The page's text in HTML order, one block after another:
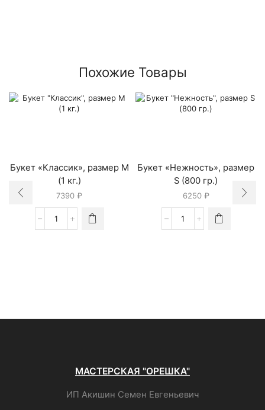
Похожие Товары
Букет «Классик», размер M
(1 кг.)
7390 ₽
Букет «Нежность», размер
S (800 гр.)
6250 ₽
МАСТЕРСКАЯ "ОРЕШКА"
ИП Акишин Семен Евгеньевич